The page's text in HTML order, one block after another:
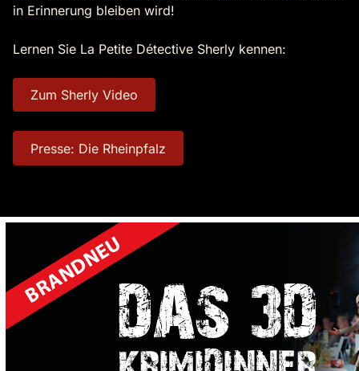
in Erinnerung bleiben wird!
Lernen Sie La Petite Détective Sherly kennen:
Zum Sherly Video
Presse: Die Rheinpfalz